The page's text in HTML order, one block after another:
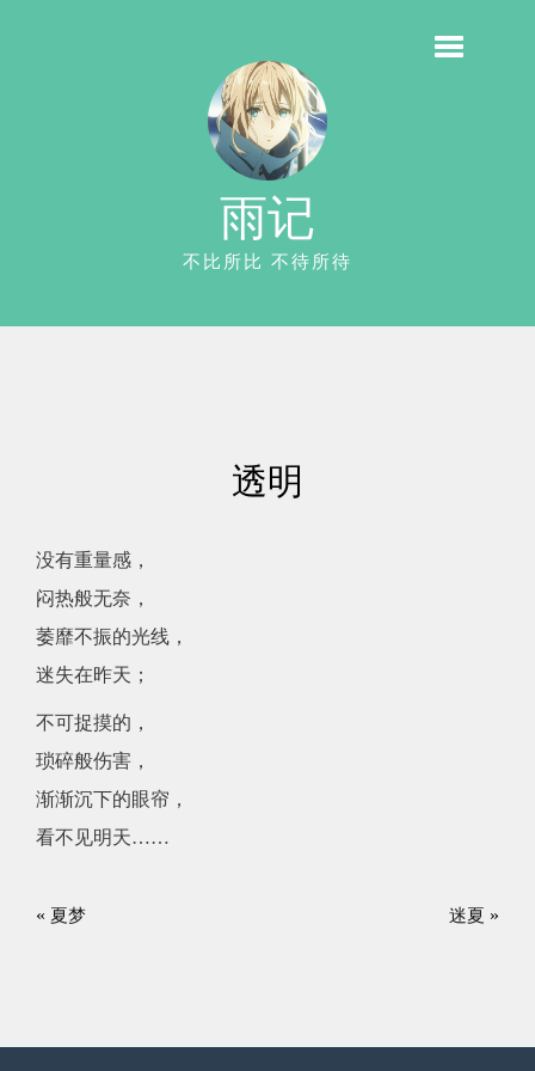
雨记
不比所比 不待所待
透明
没有重量感，
闷热般无奈，
萎靡不振的光线，
迷失在昨天；
不可捉摸的，
琐碎般伤害，
渐渐沉下的眼帘，
看不见明天……
« 夏梦 迷夏 »